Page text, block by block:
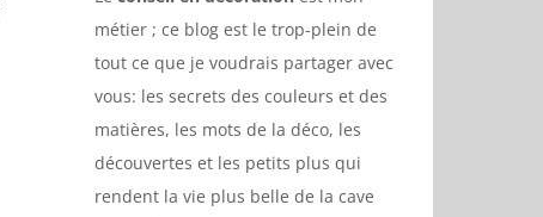
métier ; ce blog est le trop-plein de
tout ce que je voudrais partager avec
vous: les secrets des couleurs et des
matières, les mots de la déco, les
découvertes et les petits plus qui
rendent la vie plus belle de la cave